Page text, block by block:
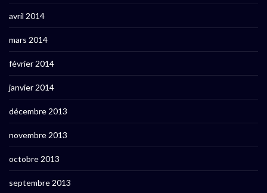
avril 2014
mars 2014
février 2014
janvier 2014
décembre 2013
novembre 2013
octobre 2013
septembre 2013